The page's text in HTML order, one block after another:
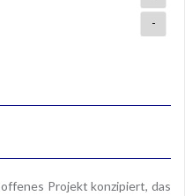
-
Projekt konzipiert, das